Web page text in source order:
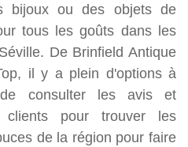
bijoux ou des objets de
tous les goûts dans les
De Brinfield Antique
il y a plein d'options à
de consulter les avis et
clients pour trouver les
de la région pour faire